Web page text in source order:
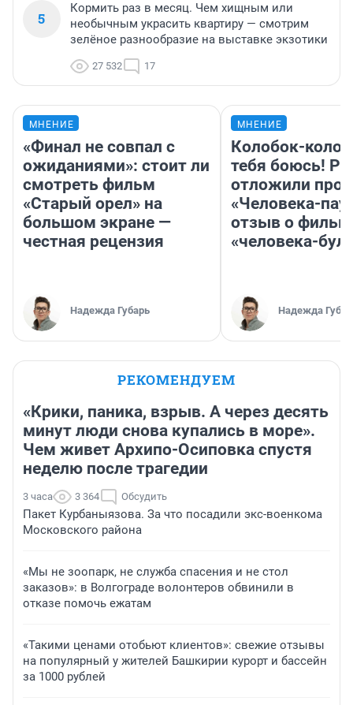
5
Кормить раз в месяц. Чем хищным или
необычным украсить квартиру — смотрим
зелёное разнообразие на выставке экзотики
27 532 17
МНЕНИЕ
«Финал не совпал с
ожиданиями»: стоит ли
смотреть фильм
«Старый орел» на
большом экране —
честная рецензия
Надежда Губарь
МНЕНИЕ
Колобок-
тебя боюсь!
отложили
«Человека-
отзыв о
«человека-
Надежда
РЕКОМЕНДУЕМ
«Крики, паника, взрыв. А через десять
минут люди снова купались в море».
Чем живет Архипо-Осиповка спустя
неделю после трагедии
3 часа 3 364 Обсудить
Пакет Курбаныязова. За что посадили экс-военкома
Московского района
«Мы не зоопарк, не служба спасения и не стол
заказов»: в Волгограде волонтеров обвинили в
отказе помочь ежатам
«Такими ценами отобьют клиентов»: свежие отзывы
на популярный у жителей Башкирии курорт и бассейн
за 1000 рублей